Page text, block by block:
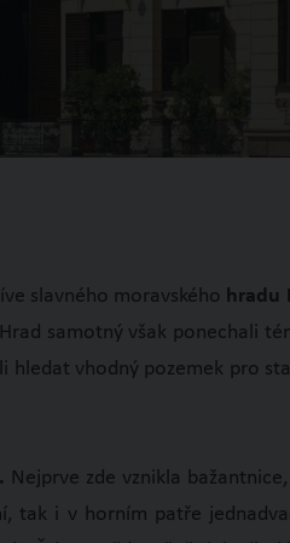
slavného moravského hradu
samotný však ponechali
vhodný pozemek pro
Nejprve zde vznikla bažantnice,
tak i v horním patře